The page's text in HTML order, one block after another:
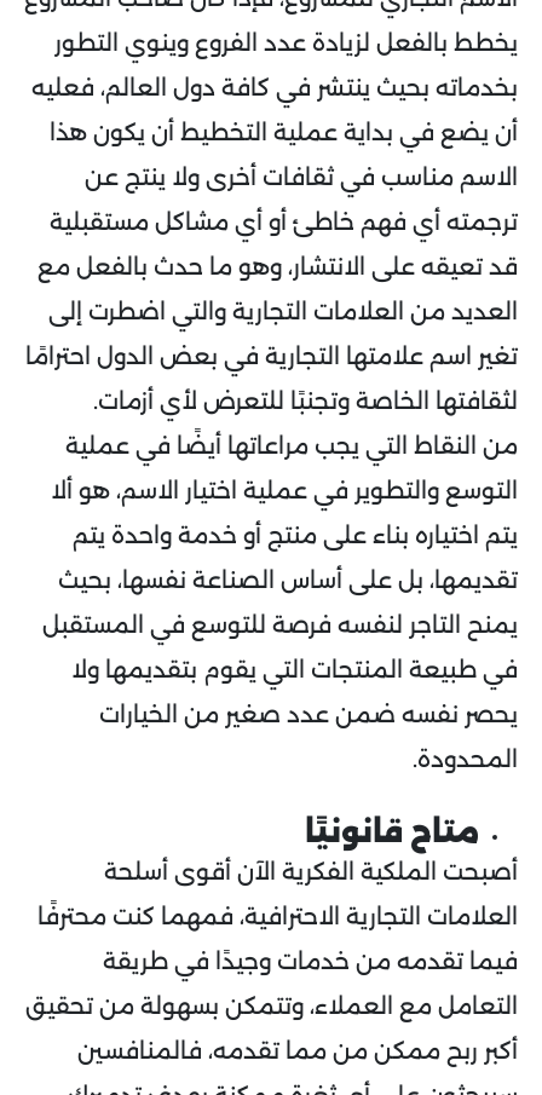
يخطط بالفعل لزيادة عدد الفروع وينوي التطور
بخدماته بحيث ينتشر في كافة دول العالم، فعليه
أن يضع في بداية عملية التخطيط أن يكون هذا
الاسم مناسب في ثقافات أخرى ولا ينتج عن
ترجمته أي فهم خاطئ أو أي مشاكل مستقبلية
قد تعيقه على الانتشار، وهو ما حدث بالفعل مع
العديد من العلامات التجارية والتي اضطرت إلى
تغير اسم علامتها التجارية في بعض الدول احترامًا
لثقافتها الخاصة وتجنبًا للتعرض لأي أزمات.
من النقاط التي يجب مراعاتها أيضًا في عملية
التوسع والتطوير في عملية اختيار الاسم، هو ألا
يتم اختياره بناء على منتج أو خدمة واحدة يتم
تقديمها، بل على أساس الصناعة نفسها، بحيث
يمنح التاجر لنفسه فرصة للتوسع في المستقبل
في طبيعة المنتجات التي يقوم بتقديمها ولا
يحصر نفسه ضمن عدد صغير من الخيارات
المحدودة.
متاح قانونيًا
أصبحت الملكية الفكرية الآن أقوى أسلحة
العلامات التجارية الاحترافية، فمهما كنت محترفًا
فيما تقدمه من خدمات وجيدًا في طريقة
التعامل مع العملاء، وتتمكن بسهولة من تحقيق
أكبر ربح ممكن من مما تقدمه، فالمنافسين